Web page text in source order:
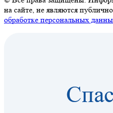
на сайте, не являются
обработке персональных